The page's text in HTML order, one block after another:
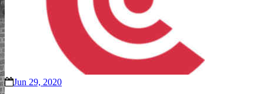
Jun 29, 2020